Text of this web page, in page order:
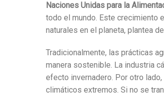
Naciones Unidas para la
todo el mundo. Este crecimiento
naturales en el planeta, plantea
Tradicionalmente, las prácticas
manera sostenible. La industria
efecto invernadero. Por otro
climáticos extremos. Si no se